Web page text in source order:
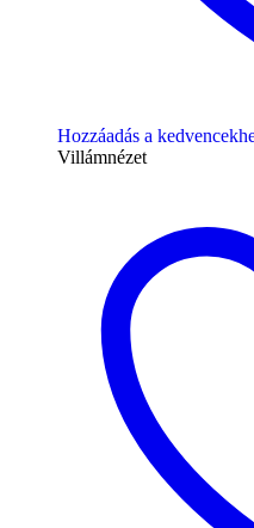
Hozzáadás a
Villámnézet